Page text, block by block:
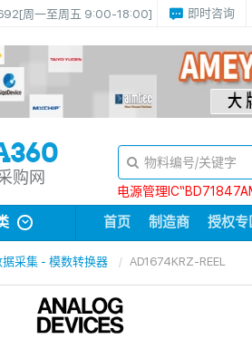
[周一至周五 9:00-18:00] 即时咨询
购网
电源管理
首页 制造商 授权专
据采集 - 模数转换器 AD1674KRZ-REEL